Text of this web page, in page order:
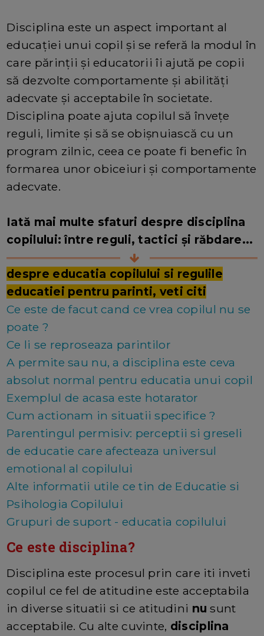
Disciplina este un aspect important al
educației unui copil și se referă la modul în
care părinții și educatorii îi ajută pe copii
să dezvolte comportamente și abilități
adecvate și acceptabile în societate.
Disciplina poate ajuta copilul să învețe
reguli, limite și să se obișnuiască cu un
program zilnic, ceea ce poate fi benefic în
formarea unor obiceiuri și comportamente
adecvate.
Iată mai multe sfaturi despre disciplina
copilului: între reguli, tactici și răbdare...
despre educatia copilului si regulile
educatiei pentru parinti, veti citi
Ce este de facut cand ce vrea copilul nu se
poate ?
Ce li se reproseaza parintilor
A permite sau nu, a disciplina este ceva
absolut normal pentru educatia unui copil
Exemplul de acasa este hotarator
Cum actionam in situatii specifice ?
Parentingul permisiv: perceptii si greseli
de educatie care afecteaza universul
emotional al copilului
Alte informatii utile ce tin de Educatie si
Psihologia Copilului
Grupuri de suport - educatia copilului
Ce este disciplina?
Disciplina este procesul prin care iti inveti
copilul ce fel de atitudine este acceptabila
in diverse situatii si ce atitudini nusunt
acceptabile. Cu alte cuvinte, disciplina